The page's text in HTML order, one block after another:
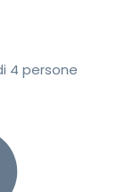
4 persone